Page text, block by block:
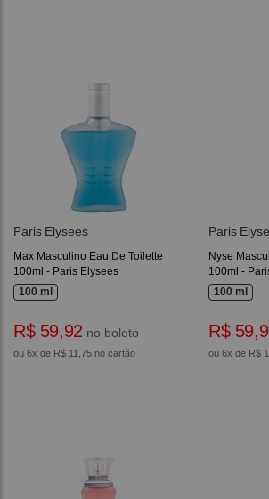
Paris Elysees
Max Masculino Eau De Toilette
100ml - Paris Elysees
100 ml
R$ 59,92 no boleto
ou 6x de R$ 11,75 no cartão
Paris
Nyse
100ml -
100 ml
R$
ou 6x de R$